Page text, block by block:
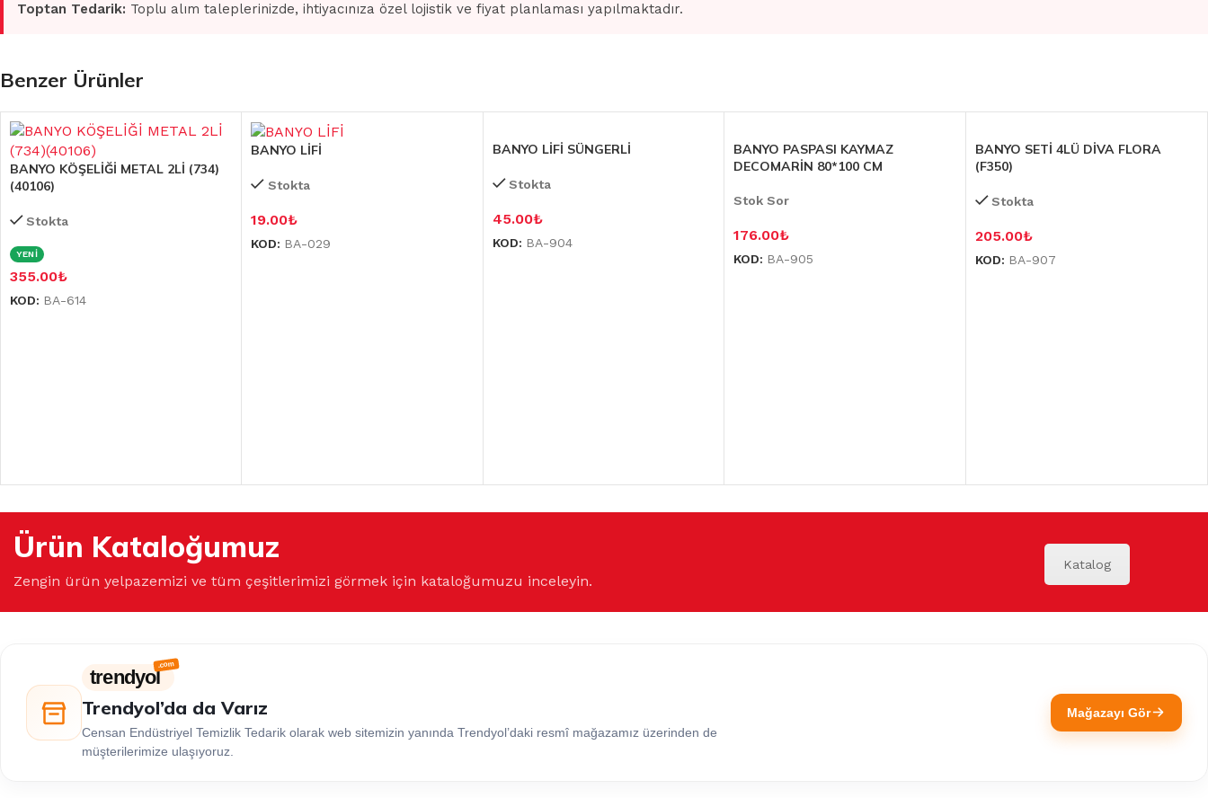
Toptan Tedarik: Toplu alım taleplerinizde, ihtiyacınıza özel lojistik ve fiyat planlaması yapılmaktadır.
Benzer Ürünler
BANYO KÖŞELİĞİ METAL 2Lİ (734)
(40106)
Stokta
YENİ
355.00₺
KOD: BA-614
BANYO LİFİ
Stokta
19.00₺
KOD: BA-029
BANYO LİFİ SÜNGERLİ
Stokta
45.00₺
KOD: BA-904
BANYO PASPASI KAYMAZ
DECOMARİN 80*100 CM
Stok Sor
176.00₺
KOD: BA-905
BANYO SETİ 4LÜ DİVA FLORA
(F350)
Stokta
205.00₺
KOD: BA-907
Ürün Kataloğumuz
Zengin ürün yelpazemizi ve tüm çeşitlerimizi görmek için kataloğumuzu inceleyin.
Katalog
trendyol
Trendyol’da da Varız
Censan Endüstriyel Temizlik Tedarik olarak web sitemizin yanında Trendyol’daki resmî mağazamız üzerinden de
müşterilerimize ulaşıyoruz.
Mağazayı Gör